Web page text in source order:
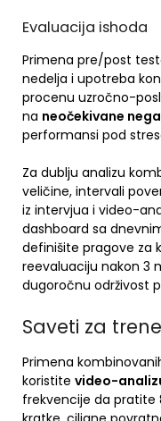
Evaluacija ishoda
Primena pre/post
nedelja i upotreba
procenu uzročno-
na neočekivane
performansi pod
Za dublju analizu
veličine, intervali
iz intervjua i video-
dashboard sa
definišite pragove za
reevaluaciju nakon 3
dugoročnu održivost
Saveti za
Primena
koristite video-
frekvencije da pratite